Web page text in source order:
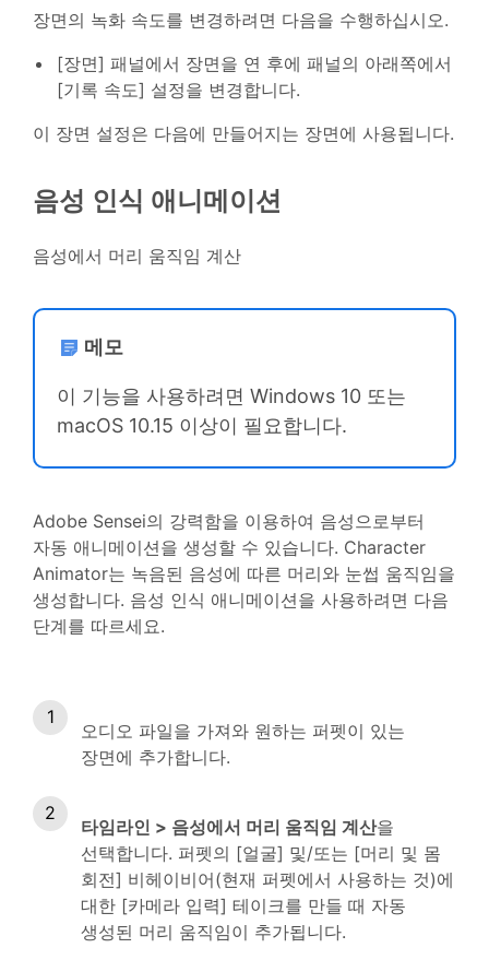
장면의 녹화 속도를 변경하려면 다음을 수행하십시오.
[장면] 패널에서 장면을 연 후에 패널의 아래쪽에서
[기록 속도] 설정을 변경합니다.
이 장면 설정은 다음에 만들어지는 장면에 사용됩니다.
음성 인식 애니메이션
음성에서 머리 움직임 계산
메모
이 기능을 사용하려면 Windows 10 또는
macOS 10.15 이상이 필요합니다.
Adobe Sensei의 강력함을 이용하여 음성으로부터
자동 애니메이션을 생성할 수 있습니다. Character
Animator는 녹음된 음성에 따른 머리와 눈썹 움직임을
생성합니다. 음성 인식 애니메이션을 사용하려면 다음
단계를 따르세요.
오디오 파일을 가져와 원하는 퍼펫이 있는
장면에 추가합니다.
타임라인 > 음성에서 머리 움직임 계산을
선택합니다. 퍼펫의 [얼굴] 및/또는 [머리 및 몸
회전] 비헤이비어(현재 퍼펫에서 사용하는 것)에
대한 [카메라 입력] 테이크를 만들 때 자동
생성된 머리 움직임이 추가됩니다.